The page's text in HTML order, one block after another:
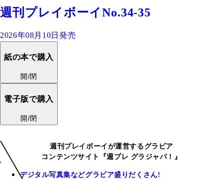
週刊プレイボーイNo.34-35
2026年08月10日発売
紙の本で購入
開/閉
電子版で購入
開/閉
週刊プレイボーイが運営するグラビア
コンテンツサイト『週プレ グラジャパ！』
デジタル写真集などグラビア盛りだくさん!